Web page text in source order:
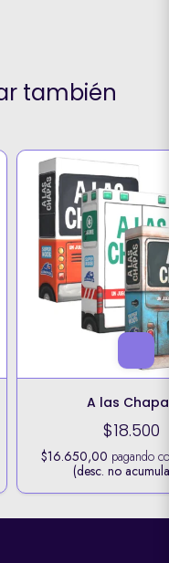
también
A las
$18.500
$16.650,00 pagando
(desc. no